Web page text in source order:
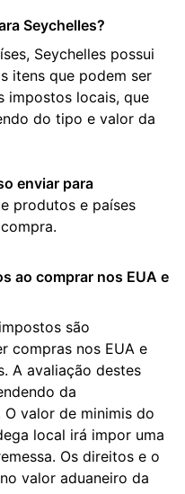
Seychelles?
Seychelles possui
itens que podem ser
impostos locais, que
do tipo e valor da
enviar para
produtos e países
ao comprar nos EUA e
são
compras nos EUA e
A avaliação destes
da
valor de minimis do
local irá impor uma
Os direitos e o
valor aduaneiro da